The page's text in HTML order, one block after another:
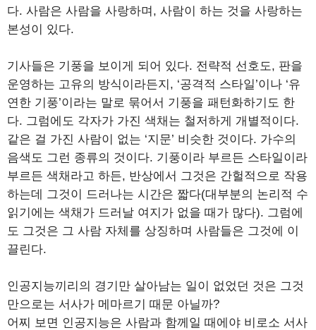
다. 사람은 사람을 사랑하며, 사람이 하는 것을 사랑하는
본성이 있다.
기사들은 기풍을 보이게 되어 있다. 전략적 선호도, 판을
운영하는 고유의 방식이라든지, ‘공격적 스타일’이나 ‘유
연한 기풍’이라는 말로 묶어서 기풍을 패턴화하기도 한
다. 그럼에도 각자가 가진 색채는 철저하게 개별적이다.
같은 걸 가진 사람이 없는 ‘지문’ 비슷한 것이다. 가수의
음색도 그런 종류의 것이다. 기풍이라 부르든 스타일이라
부르든 색채라고 하든, 반상에서 그것은 간헐적으로 작용
하는데 그것이 드러나는 시간은 짧다(대부분의 논리적 수
읽기에는 색채가 드러날 여지가 없을 때가 많다). 그럼에
도 그것은 그 사람 자체를 상징하며 사람들은 그것에 이
끌린다.
인공지능끼리의 경기만 살아남는 일이 없었던 것은 그것
만으로는 서사가 메마르기 때문 아닐까?
어찌 보면 인공지능은 사람과 함께일 때에야 비로소 서사